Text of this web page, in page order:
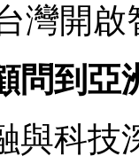
灣開
問到亞
與科技